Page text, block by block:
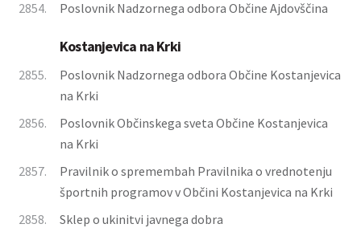
2854. Poslovnik Nadzornega odbora Občine Ajdovščina
Kostanjevica na Krki
2855.
Poslovnik Nadzornega odbora Občine Kostanjevica
na Krki
2856.
Poslovnik Občinskega sveta Občine Kostanjevica
na Krki
2857.
Pravilnik o spremembah Pravilnika o vrednotenju
športnih programov v Občini Kostanjevica na Krki
2858.
Sklep o ukinitvi javnega dobra